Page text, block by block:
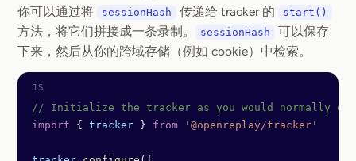
你可以通过将
sessionHash 传递给 tracker 的 start()
方法，将它们拼接成一条录制。 sessionHash
可以保存
下来，然后从你的跨域存储（例如 cookie）中检索。
// Initialize the tracker as you would normally do
import { tracker } from '@openreplay/tracker'